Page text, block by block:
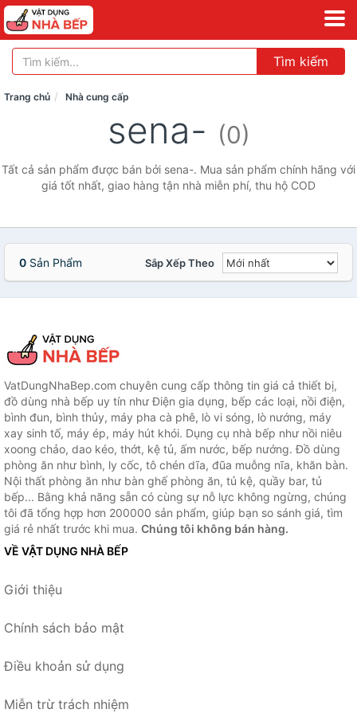
Tìm kiếm
Trang chủ Nhà cung cấp
sena- (0)
Tất cả sản phẩm được bán bởi sena-. Mua sản phẩm chính hãng với
giá tốt nhất, giao hàng tận nhà miễn phí, thu hộ COD
0 Sản Phẩm Sắp Xếp Theo
VatDungNhaBep.com chuyên cung cấp thông tin giá cả thiết bị,
đồ dùng nhà bếp uy tín như Điện gia dụng, bếp các loại, nồi điện,
bình đun, bình thủy, máy pha cà phê, lò vi sóng, lò nướng, máy
xay sinh tố, máy ép, máy hút khói. Dụng cụ nhà bếp như nồi niêu
xoong chảo, dao kéo, thớt, kệ tủ, ấm nước, bếp nướng. Đồ dùng
phòng ăn như bình, ly cốc, tô chén dĩa, đũa muỗng nĩa, khăn bàn.
Nội thất phòng ăn như bàn ghế phòng ăn, tủ kệ, quầy bar, tủ
bếp... Bằng khả năng sẵn có cùng sự nỗ lực không ngừng, chúng
tôi đã tổng hợp hơn 200000 sản phẩm, giúp bạn so sánh giá, tìm
giá rẻ nhất trước khi mua. Chúng tôi không bán hàng.
VỀ VẬT DỤNG NHÀ BẾP
Giới thiệu
Chính sách bảo mật
Điều khoản sử dụng
Miễn trừ trách nhiệm